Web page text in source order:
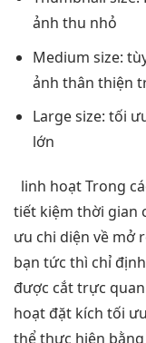
ảnh thu nhỏ
Medium size:
ảnh thân thiện
Large size: tối
lớn
linh hoạtTrong
tiết kiệm thời gian
ưu chi diện về mở
bạn tức thì chỉ
được cắttrực quan
hoạt đặt kích tối
thể thực hiện